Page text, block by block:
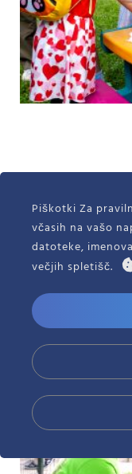
Piškotki Za
včasih na vašo
datoteke,
večjih spletišč.